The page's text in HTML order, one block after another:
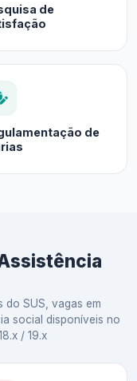
de
de
do SUS, vagas em
social disponíveis no
/ 19.x